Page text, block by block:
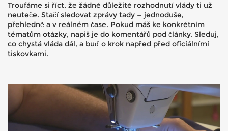
Troufáme si říct, že žádné důležité rozhodnutí vlády ti už
neuteče. Stačí sledovat zprávy tady — jednoduše,
přehledně a v reálném čase. Pokud máš ke konkrétním
tématům otázky, napiš je do komentářů pod články. Sleduj,
co chystá vláda dál, a buď o krok napřed před oficiálními
tiskovkami.